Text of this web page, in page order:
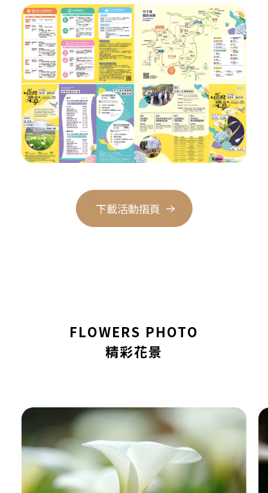
下載活動摺頁
FLOWERS PHOTO
精彩花景